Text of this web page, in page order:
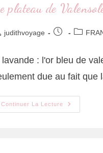
plateau de
judithvoyage
lavande : l'or bleu de
due au fait
Continuer La Lecture